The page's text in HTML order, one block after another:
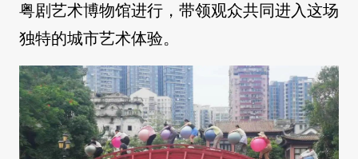
粤剧艺术博物馆进行，带领观众共同进入这场
独特的城市艺术体验。